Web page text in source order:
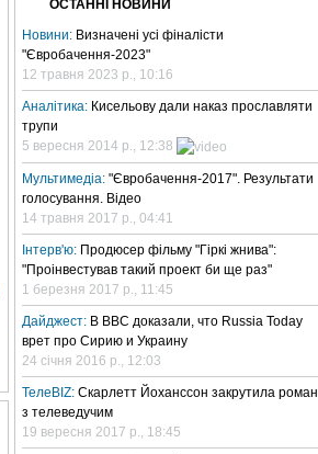
ОСТАННІ НОВИНИ
Новини: Визначені усі фіналісти
"Євробачення-2023"
12 травня 2023 р., 10:16
Аналітика: Кисельову дали наказ прославляти
трупи
5 вересня 2014 р., 12:38
Мультимедіа: "Євробачення-2017". Результати
голосування. Відео
14 травня 2017 р., 04:41
Інтерв'ю: Продюсер фільму "Гіркі жнива":
"Проінвестував такий проект би ще раз"
1 березня 2017 р., 11:45
Дайджест: В BBC доказали, что Russia Today
врет про Сирию и Украину
24 січня 2016 р., 12:03
ТелеBIZ: Скарлетт Йоханссон закрутила роман
з телеведучим
19 вересня 2017 р., 18:45